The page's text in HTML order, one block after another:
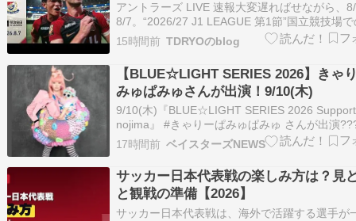
アントラーズ LIVE 速報大変遅ればせながら、
8/7。“2026/27 J1 LEAGUE 第1節”国立競技場で
浜FM戦結果は4-3苦しみながらも、開幕戦で勝
めた出場メンバー,試合経過等は、オフィシャル
をご参照くださいマッチレビュー???? 8/7 ?…
15時間前 TDRYOのblog
【BLUE☆LIGHT SERIES 2026】きゃ
みゅぱみゅさんが出演！9/10(木)
9/10(木)『BLUE☆LIGHT SERIES 2026
nojima』 #きゃりーぱみゅぱみゅ さんが出演
身初となる試合前のセレモニアルピッチに加え
後の「BLUE☆LIGHT LIVE」に登場✨試合前か
後まで横浜スタジアムを…
17時間前 ベイスターズNEWS
サッカー日本代表戦の楽しみ方は？見
と観戦の準備【2026】
サッカー日本代表戦は、海外で活躍する選手が